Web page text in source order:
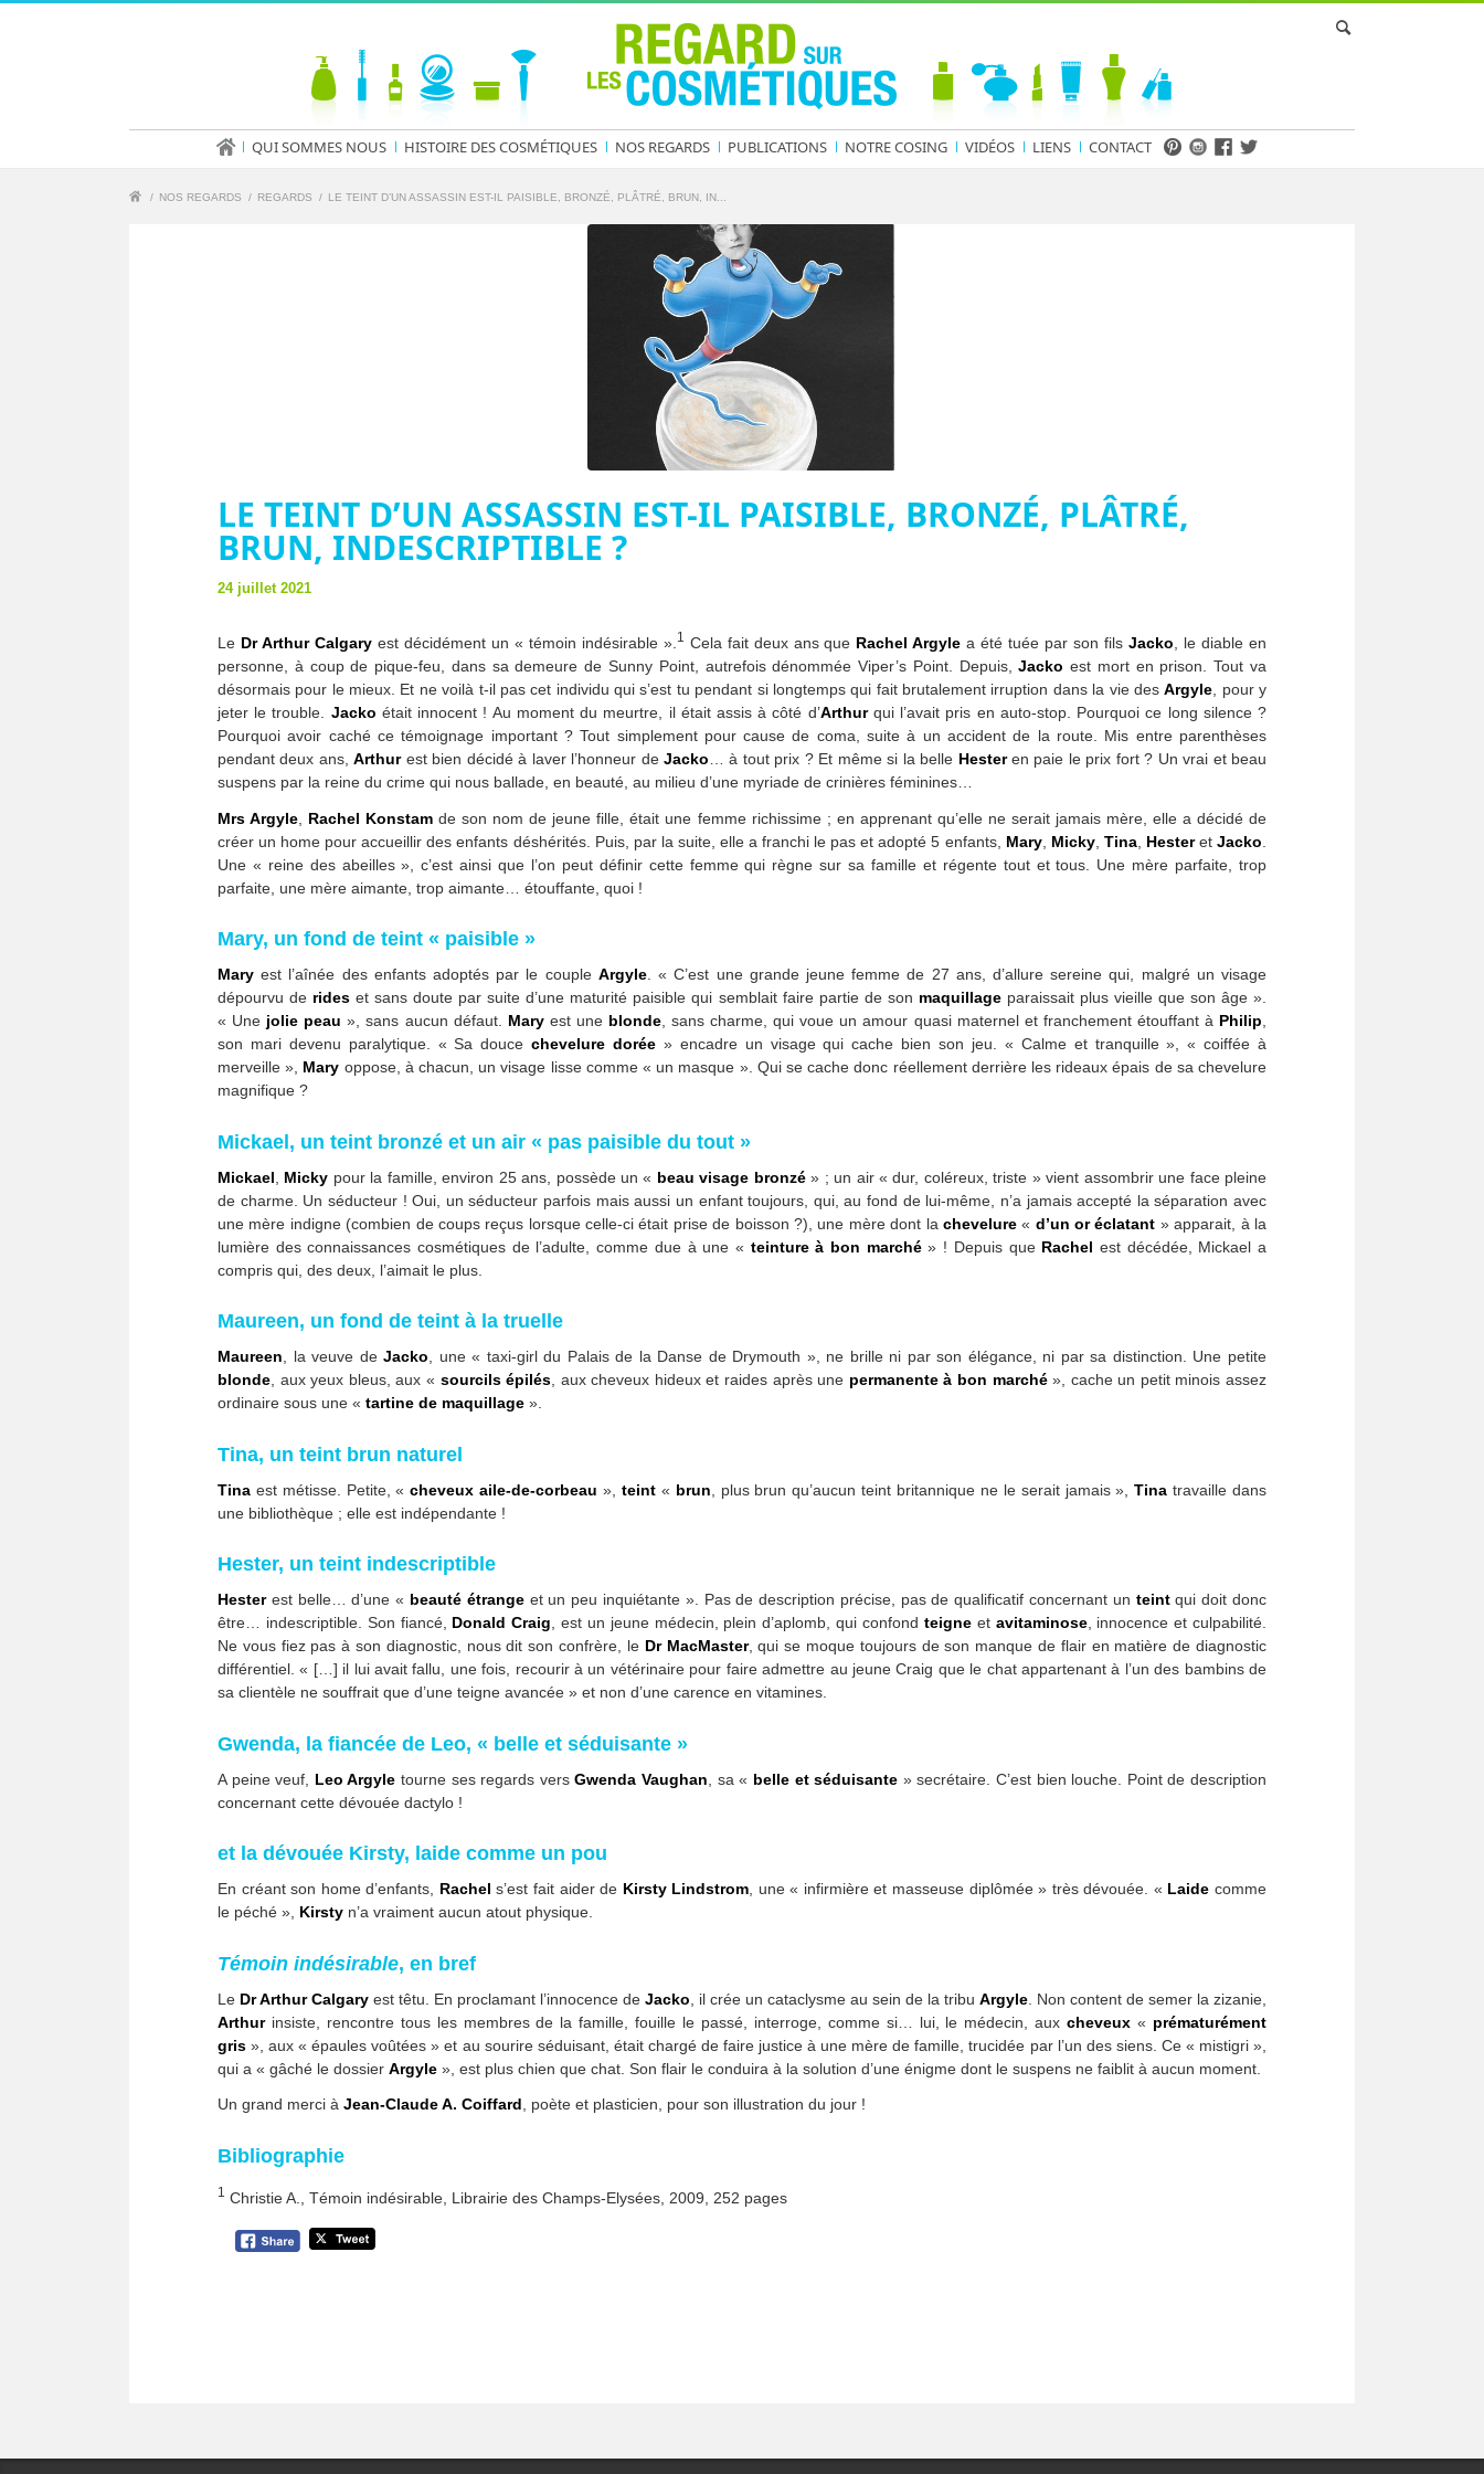
QUI SOMMES NOUS HISTOIRE DES COSMÉTIQUES NOS REGARDS PUBLICATIONS NOTRE COSING VIDÉOS LIENS CONTACT
/ NOS REGARDS / REGARDS / LE TEINT D’UN ASSASSIN EST-IL PAISIBLE, BRONZÉ, PLÂTRÉ, BRUN, IN...
LE TEINT D’UN ASSASSIN EST-IL PAISIBLE, BRONZÉ, PLÂTRÉ,
BRUN, INDESCRIPTIBLE ?
24 juillet 2021
Le Dr Arthur Calgaryest décidément un « témoin indésirable ». 1 Cela fait deux ans que Rachel Argyle a été tuée par son filsJacko , le diable en
personne, à coup de pique-feu, dans sa demeure de Sunny Point, autrefois dénommée Viper’s Point. Depuis,Jacko est mort en prison. Tout va
désormais pour le mieux. Et ne voilà t-il pas cet individu qui s’est tu pendant si longtemps qui fait brutalement irruption dans la vie desArgyle , pour y
jeter le trouble. Jacko était innocent ! Au moment du meurtre, il était assis à côté d’Arthur qui l’avait pris en auto-stop. Pourquoi ce long silence ?
Pourquoi avoir caché ce témoignage important ? Tout simplement pour cause de coma, suite à un accident de la route. Mis entre parenthèses
pendant deux ans,Arthurest bien décidé à laver l’honneur de Jacko … à tout prix ? Et même si la belle Hesteren paie le prix fort ? Un vrai et beau
suspens par la reine du crime qui nous ballade, en beauté, au milieu d’une myriade de crinières féminines…
Mrs Argyle Rachel Konstam de son nom de jeune fille, était une femme richissime ; en apprenant qu’elle ne serait jamais mère, elle a décidé de
créer un home pour accueillir des enfants déshérités. Puis, par la suite, elle a franchi le pas et adopté 5 enfants, Mary, Micky, Tina, HesteretJacko
Une « reine des abeilles », c’est ainsi que l’on peut définir cette femme qui règne sur sa famille et régente tout et tous. Une mère parfaite, trop
parfaite, une mère aimante, trop aimante… étouffante, quoi !
Mary, un fond de teint « paisible »
Mary est l’aînée des enfants adoptés par le couple Argyle. « C’est une grande jeune femme de 27 ans, d’allure sereine qui, malgré un visage
dépourvu de rides et sans doute par suite d’une maturité paisible qui semblait faire partie de son maquillageparaissait plus vieille que son âge ».
« Une jolie peau », sans aucun défaut. Maryest une blonde, sans charme, qui voue un amour quasi maternel et franchement étouffant à Philip,
son mari devenu paralytique. « Sa doucechevelure dorée » encadre un visage qui cache bien son jeu. « Calme et tranquille », « coiffée à
merveille », Mary oppose, à chacun, un visage lisse comme « un masque ». Qui se cache donc réellement derrière les rideaux épais de sa chevelure
magnifique ?
Mickael, un teint bronzé et un air « pas paisible du tout »
Mickael Micky pour la famille, environ 25 ans, possède un « beau visage bronzé» ; un air « dur, coléreux, triste » vient assombrir une face pleine
de charme. Un séducteur ! Oui, un séducteur parfois mais aussi un enfant toujours, qui, au fond de lui-même, n’a jamais accepté la séparation avec
une mère indigne (combien de coups reçus lorsque celle-ci était prise de boisson ?), une mère dont la chevelure« d’un or éclatant » apparait, à la
lumière des connaissances cosmétiques de l’adulte, comme due à une « teinture à bon marché» ! Depuis que Rachel est décédée, Mickael a
compris qui, des deux, l’aimait le plus.
Maureen, un fond de teint à la truelle
Maureen, la veuve deJacko, une « taxi-girl du Palais de la Danse de Drymouth », ne brille ni par son élégance, ni par sa distinction. Une petite
blonde, aux yeux bleus, aux « sourcils épilés, aux cheveux hideux et raides après une permanente à bon marché», cache un petit minois assez
ordinaire sous une « tartine de maquillage ».
Tina, un teint brun naturel
Tina est métisse. Petite, «cheveux aile-de-corbeau », teint« brun , plus brun qu’aucun teint britannique ne le serait jamais »,Tina travaille dans
une bibliothèque ; elle est indépendante !
Hester, un teint indescriptible
Hester est belle… d’une « beauté étrangeet un peu inquiétante ». Pas de description précise, pas de qualificatif concernant un teintqui doit donc
être… indescriptible. Son fiancé, Donald Craig , est un jeune médecin, plein d’aplomb, qui confond teigneet avitaminose, innocence et culpabilité.
Ne vous fiez pas à son diagnostic, nous dit son confrère, le Dr MacMaster, qui se moque toujours de son manque de flair en matière de diagnostic
différentiel. « […] il lui avait fallu, une fois, recourir à un vétérinaire pour faire admettre au jeune Craig que le chat appartenant à l’un des bambins de
sa clientèle ne souffrait que d’une teigne avancée » et non d’une carence en vitamines.
Gwenda, la fiancée de Leo, « belle et séduisante »
A peine veuf, Leo Argyle tourne ses regards versGwenda Vaughan , sa « belle et séduisante » secrétaire. C’est bien louche. Point de description
concernant cette dévouée dactylo !
et la dévouée Kirsty, laide comme un pou
En créant son home d’enfants, Rachel s’est fait aider de Kirsty Lindstrom , une « infirmière et masseuse diplômée » très dévouée. « Laide comme
le péché », Kirsty n’a vraiment aucun atout physique.
Témoin indésirable, en bref
Le Dr Arthur Calgary est têtu. En proclamant l’innocence de Jacko , il crée un cataclysme au sein de la tribu Argyle . Non content de semer la zizanie,
Arthurinsiste, rencontre tous les membres de la famille, fouille le passé, interroge, comme si… lui, le médecin, auxcheveux « prématurément
gris », aux « épaules voûtées » et au sourire séduisant, était chargé de faire justice à une mère de famille, trucidée par l’un des siens. Ce « mistigri »,
qui a « gâché le dossier Argyle », est plus chien que chat. Son flair le conduira à la solution d’une énigme dont le suspens ne faiblit à aucun moment.
Un grand merci à Jean-Claude A. Coiffard, poète et plasticien, pour son illustration du jour !
Bibliographie
1 Christie A., Témoin indésirable, Librairie des Champs-Elysées, 2009, 252 pages